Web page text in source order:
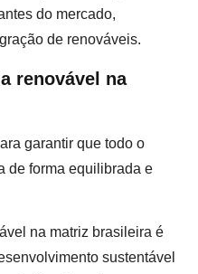
do mercado,
de renováveis.
renovável na
garantir que todo o
de forma equilibrada e
na matriz brasileira é
sustentável